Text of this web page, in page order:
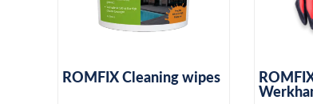
ROMFIX Cleaning wipes